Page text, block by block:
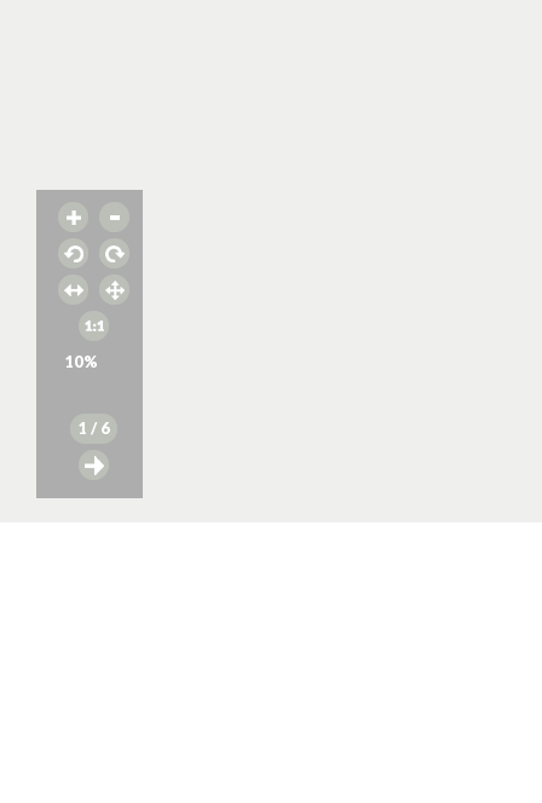
10%
1 / 6